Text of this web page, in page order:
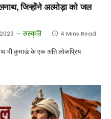
जिन्होंने अल्मोड़ा को जल
संस्कृति 4 Mins Read
भी कुमाऊं के एक अति लोकप्रिय